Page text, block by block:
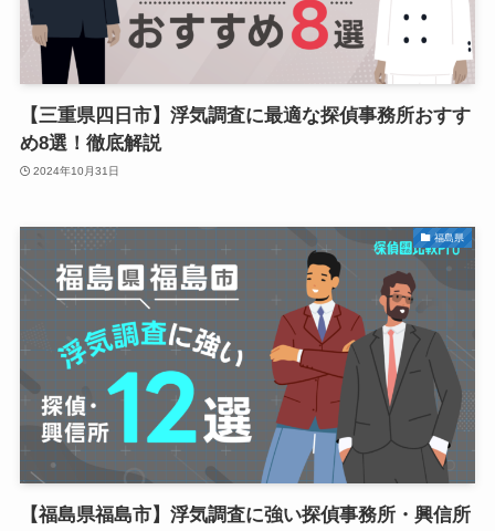
【三重県四日市】浮気調査に最適な探偵事務所おすす
め8選！徹底解説
2024年10月31日
福島県
【福島県福島市】浮気調査に強い探偵事務所・興信所